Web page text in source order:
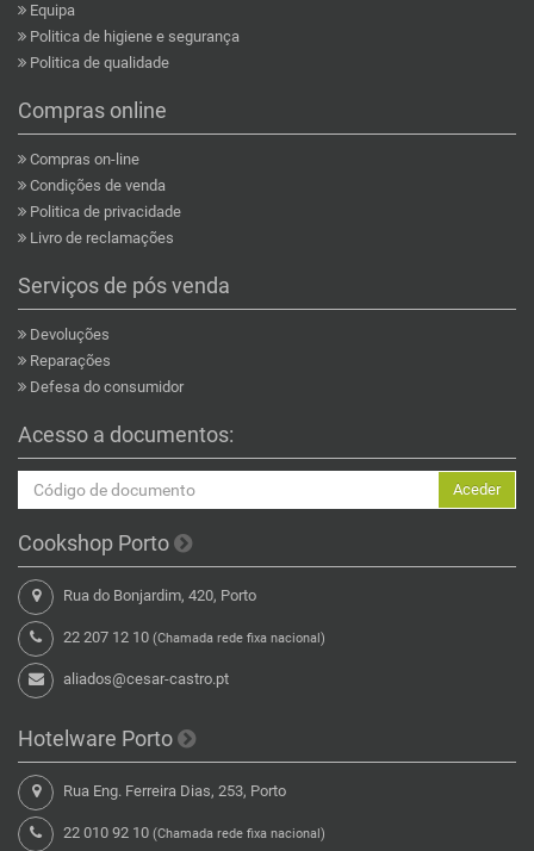
Equipa
Politica de higiene e segurança
Politica de qualidade
Compras online
Compras on-line
Condições de venda
Politica de privacidade
Livro de reclamações
Serviços de pós venda
Devoluções
Reparações
Defesa do consumidor
Acesso a documentos:
Aceder
Cookshop Porto
Rua do Bonjardim, 420, Porto
22 207 12 10 (Chamada rede fixa nacional)
aliados@cesar-castro.pt
Hotelware Porto
Rua Eng. Ferreira Dias, 253, Porto
22 010 92 10 (Chamada rede fixa nacional)